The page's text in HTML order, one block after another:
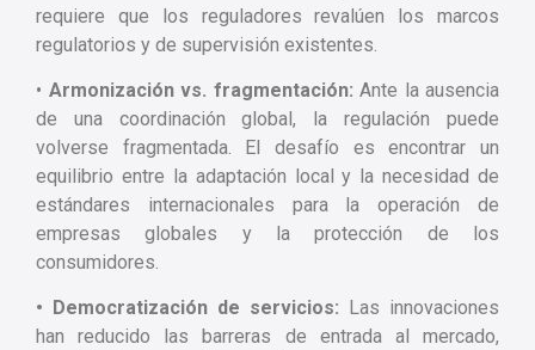
requiere que los reguladores revalúen los marcos
regulatorios y de supervisión existentes.
• Armonización vs. fragmentación: Ante la ausencia
de una coordinación global, la regulación puede
volverse fragmentada. El desafío es encontrar un
equilibrio entre la adaptación local y la necesidad de
estándares internacionales para la operación de
empresas globales y la protección de los
consumidores.
• Democratización de servicios:
Las innovaciones
han reducido las barreras de entrada al mercado,